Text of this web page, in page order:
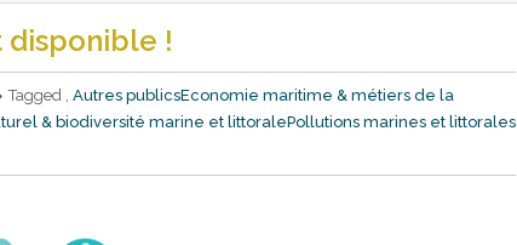
disponible !
Tagged , Autres publicsEconomie maritime & métiers de la
& biodiversité marine et littoralePollutions marines et littorales